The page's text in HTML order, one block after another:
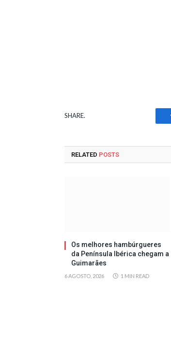
SHARE.
RELATED POSTS
Os melhores hambúrgueres
da Península Ibérica chegam a
Guimarães
6 AGOSTO, 2026 1 MIN READ